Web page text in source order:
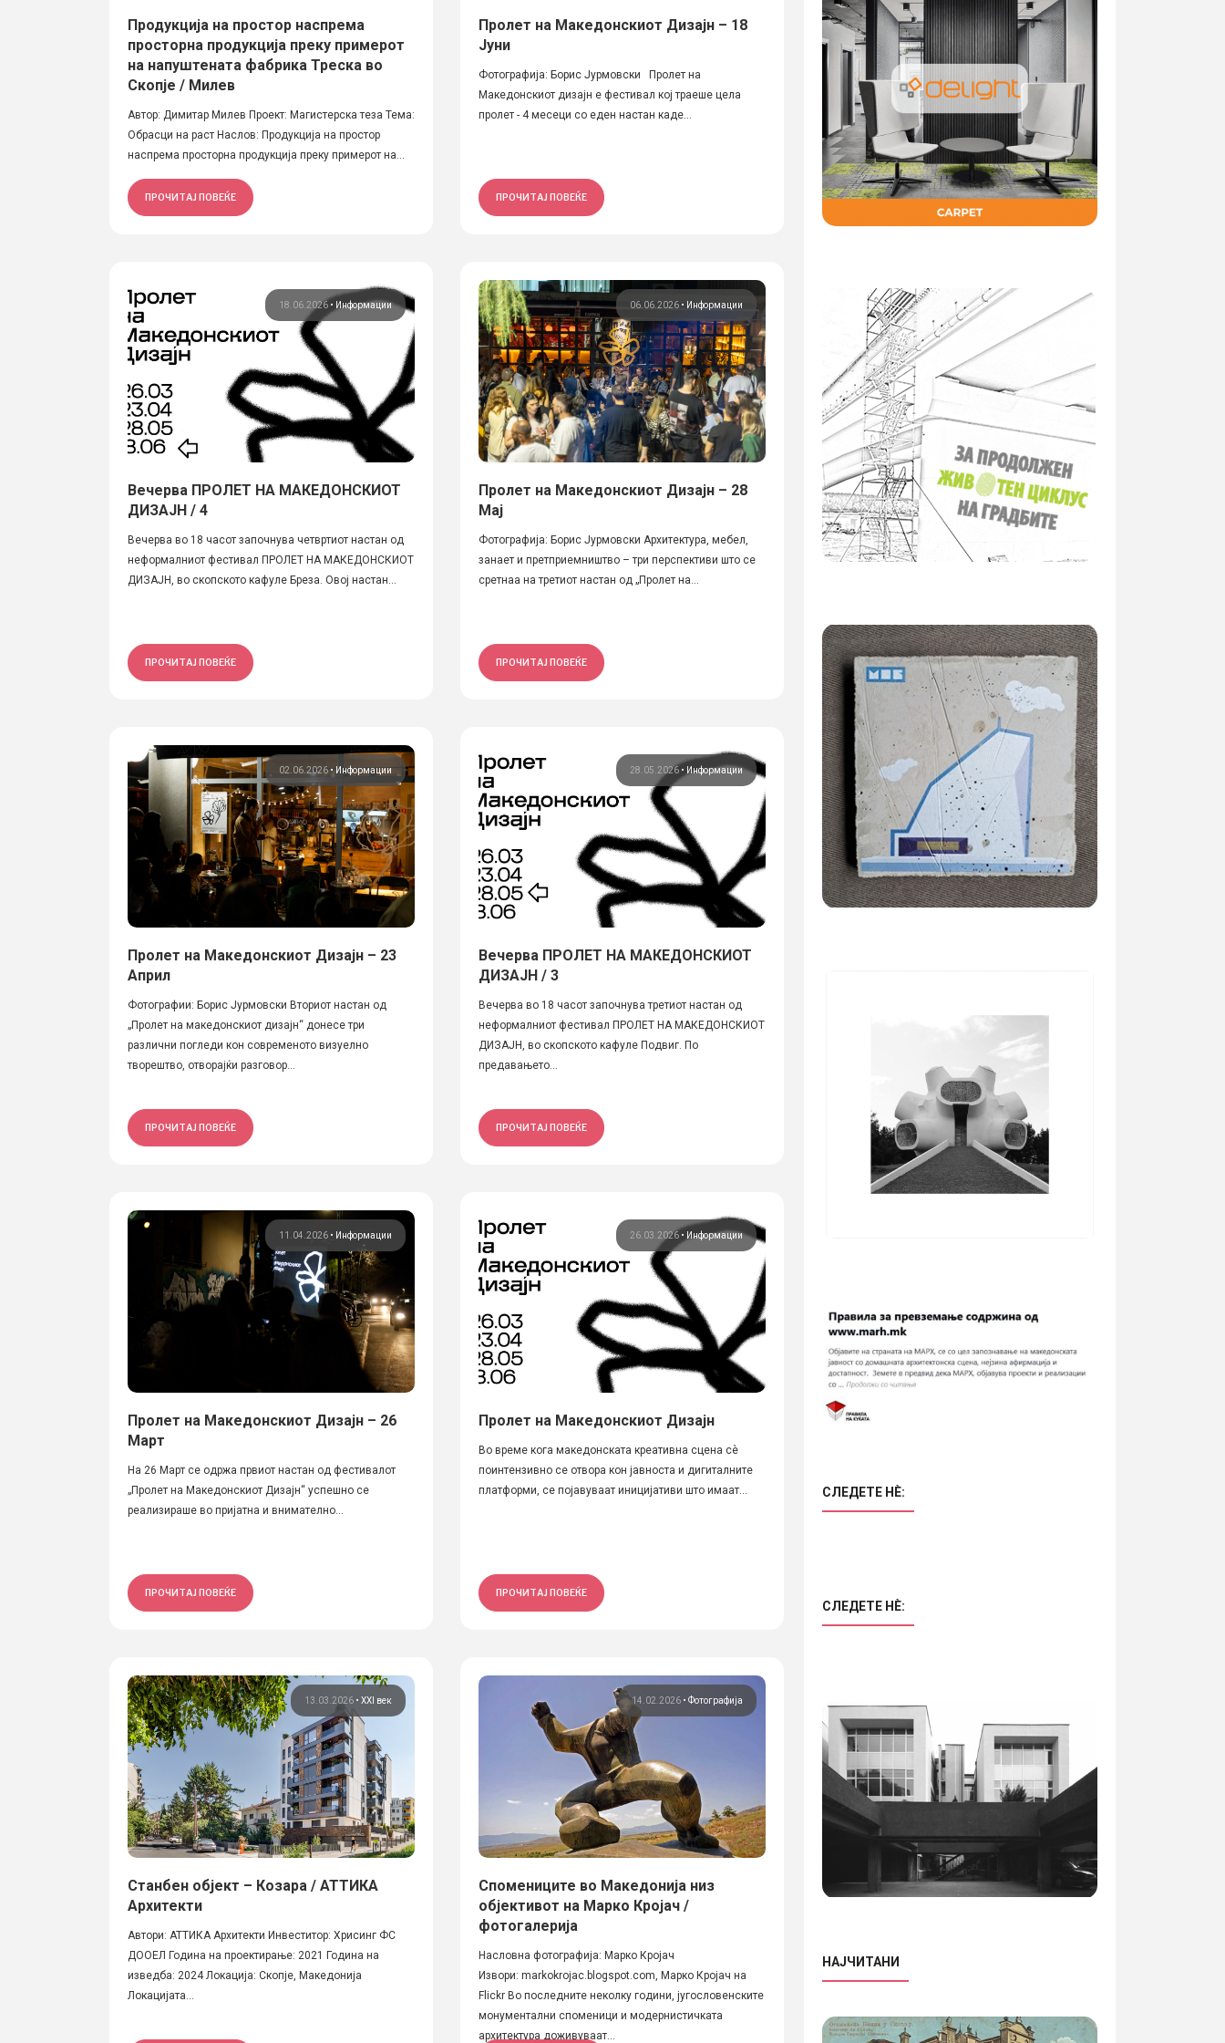
Продукција на простор наспрема
просторна продукција преку примерот
на напуштената фабрика Треска во
Скопје / Милев
Автор: Димитар Милев Проект: Магистерска теза Тема:
Обрасци на раст Наслов: Продукција на простор
наспрема просторна продукција преку примерот на...
ПРОЧИТАЈ ПОВЕЌЕ
Пролет на Македонскиот Дизајн – 18
Јуни
Фотографија: Борис Јурмовски Пролет на
Македонскиот дизајн е фестивал кој траеше цела
пролет - 4 месеци со еден настан каде...
ПРОЧИТАЈ ПОВЕЌЕ
18.06.2026 • Информации
Вечерва ПРОЛЕТ НА МАКЕДОНСКИОТ
ДИЗАЈН / 4
Вечерва во 18 часот започнува четвртиот настан од
неформалниот фестивал ПРОЛЕТ НА МАКЕДОНСКИОТ
ДИЗАЈН, во скопското кафуле Бреза. Овој настан...
ПРОЧИТАЈ ПОВЕЌЕ
06.06.2026• Информации
Пролет на Македонскиот Дизајн – 28
Мај
Фотографија: Борис Јурмовски Архитектура, мебел,
занает и претприемништво – три перспективи што се
сретнаа на третиот настан од „Пролет на...
ПРОЧИТАЈ ПОВЕЌЕ
02.06.2026 • Информации
Пролет на Македонскиот Дизајн – 23
Април
Фотографии: Борис Јурмовски Вториот настан од
„Пролет на македонскиот дизајн“ донесе три
различни погледи кон современото визуелно
творештво, отворајќи разговор...
ПРОЧИТАЈ ПОВЕЌЕ
28.05.2026• Информации
Вечерва ПРОЛЕТ НА МАКЕДОНСКИОТ
ДИЗАЈН / 3
Вечерва во 18 часот започнува третиот настан од
неформалниот фестивал ПРОЛЕТ НА МАКЕДОНСКИОТ
ДИЗАЈН, во скопското кафуле Подвиг. По
предавањето...
ПРОЧИТАЈ ПОВЕЌЕ
11.04.2026 • Информации
Пролет на Македонскиот Дизајн – 26
Март
На 26 Март се одржа првиот настан од фестивалот
„Пролет на Македонскиот Дизајн“ успешно се
реализираше во пријатна и внимателно...
ПРОЧИТАЈ ПОВЕЌЕ
26.03.2026• Информации
Пролет на Македонскиот Дизајн
Во време кога македонската креативна сцена сè
поинтензивно се отвора кон јавноста и дигиталните
платформи, се појавуваат иницијативи што имаат...
ПРОЧИТАЈ ПОВЕЌЕ
13.03.2026 •XXI век
Станбен објект – Козара / АТТИКА
Архитекти
Автори: АТТИКА Архитекти Инвеститор: Хрисинг ФС
ДООЕЛ Година на проектирање: 2021 Година на
изведба: 2024 Локација: Скопје, Македонија
Локацијата...
14.02.2026• Фотографија
Спомениците во Македонија низ
објективот на Марко Кројач /
фотогалерија
Насловна фотографија: Марко Кројач
Извори: markokrojac.blogspot.com, Марко Кројач на
Flickr Во последните неколку години, југословенските
монументални споменици и модернистичката
архитектура доживуваат...
СЛЕДЕТЕ НÈ:
СЛЕДЕТЕ НÈ:
НАЈЧИТАНИ